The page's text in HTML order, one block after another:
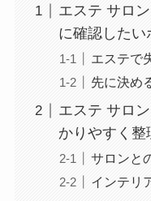
エステ サロ
に確認したい
エステで
先に決め
エステ サロ
かりやすく整
サロンと
インテリ